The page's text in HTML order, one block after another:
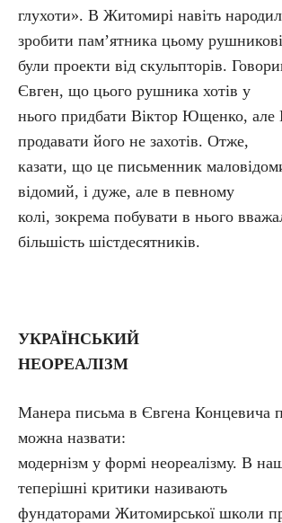
глухоти». В Житомирі навіть
зробити пам’ятника цьому
були проекти від скульпторів.
Євген, що цього рушника хотів у
нього придбати Віктор Ющенко, але
продавати його не захотів. Отже,
казати, що це письменник
відомий, і дуже, але в певному
колі, зокрема побувати в нього
більшість шістдесятників.
УКРАЇНСЬКИЙ
НЕОРЕАЛІЗМ
Манера письма в Євгена Концевича
можна назвати:
модернізм у формі неореалізму. В
теперішні критики називають
фундаторами Житомирської школи